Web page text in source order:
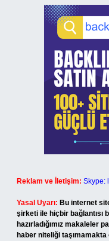
Reklam ve İletişim: Skype:
Yasal Uyarı: Bu internet
şirketi ile hiçbir bağlantısı
hazırladığımız makaleler
haber niteliği